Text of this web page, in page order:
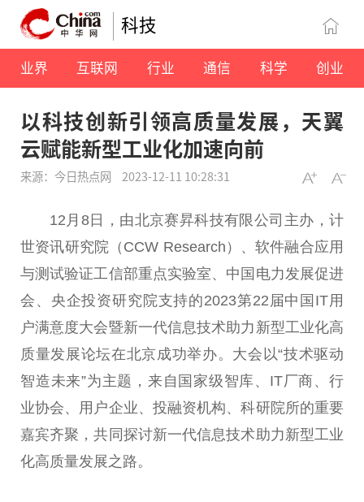
科技
业界 互联网 行业 通信 科学 创业
以科技创新引领高质量发展，天翼
云赋能新型工业化加速向前
来源：今日热点网 2023-12-11 10:28:31
12月8日，由北京赛昇科技有限公司主办，计
世资讯研究院（CCW Research）、软件融合应用
与测试验证工信部重点实验室、中国电力发展促进
会、央企投资研究院支持的2023第22届中国IT用
户满意度大会暨新一代信息技术助力新型工业化高
质量发展论坛在北京成功举办。大会以“技术驱动
智造未来”为主题，来自国家级智库、IT厂商、行
业协会、用户企业、投融资机构、科研院所的重要
嘉宾齐聚，共同探讨新一代信息技术助力新型工业
化高质量发展之路。